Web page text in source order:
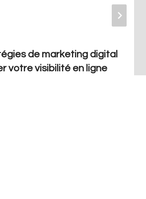
de marketing digital
votre visibilité en ligne